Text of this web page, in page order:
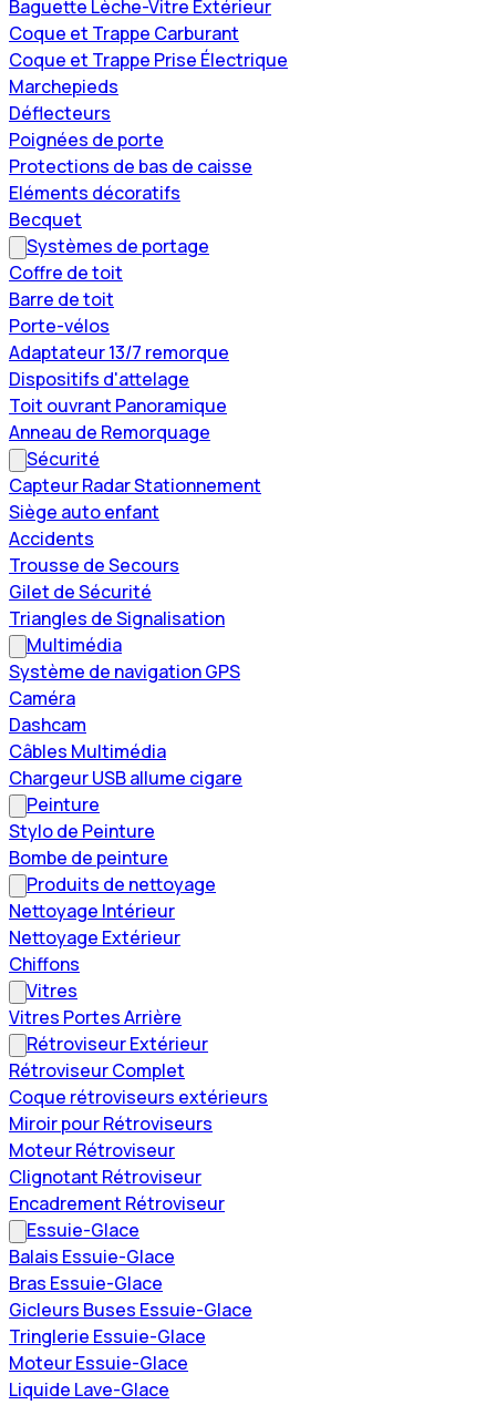
Baguette Lèche-Vitre Extérieur
Coque et Trappe Carburant
Coque et Trappe Prise Électrique
Marchepieds
Déflecteurs
Poignées de porte
Protections de bas de caisse
Eléments décoratifs
Becquet
Systèmes de portage
Coffre de toit
Barre de toit
Porte-vélos
Adaptateur 13/7 remorque
Dispositifs d'attelage
Toit ouvrant Panoramique
Anneau de Remorquage
Sécurité
Capteur Radar Stationnement
Siège auto enfant
Accidents
Trousse de Secours
Gilet de Sécurité
Triangles de Signalisation
Multimédia
Système de navigation GPS
Caméra
Dashcam
Câbles Multimédia
Chargeur USB allume cigare
Peinture
Stylo de Peinture
Bombe de peinture
Produits de nettoyage
Nettoyage Intérieur
Nettoyage Extérieur
Chiffons
Vitres
Vitres Portes Arrière
Rétroviseur Extérieur
Rétroviseur Complet
Coque rétroviseurs extérieurs
Miroir pour Rétroviseurs
Moteur Rétroviseur
Clignotant Rétroviseur
Encadrement Rétroviseur
Essuie-Glace
Balais Essuie-Glace
Bras Essuie-Glace
Gicleurs Buses Essuie-Glace
Tringlerie Essuie-Glace
Moteur Essuie-Glace
Liquide Lave-Glace